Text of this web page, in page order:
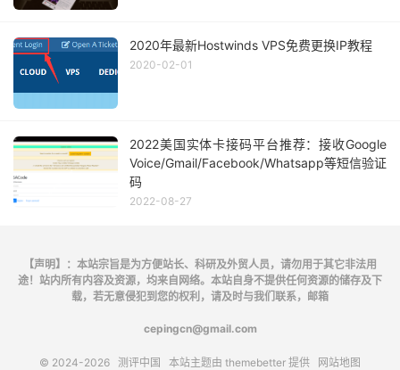
2020年最新Hostwinds VPS免费更换IP教程
2020-02-01
2022美国实体卡接码平台推荐：接收Google
Voice/Gmail/Facebook/Whatsapp等短信验证
码
2022-08-27
【声明】：本站宗旨是为方便站长、科研及外贸人员，请勿用于其它非法用
途！站内所有内容及资源，均来自网络。本站自身不提供任何资源的储存及下
载，若无意侵犯到您的权利，请及时与我们联系，邮箱
cepingcn@gmail.com
© 2024-2026 测评中国 本站主题由 themebetter 提供 网站地图